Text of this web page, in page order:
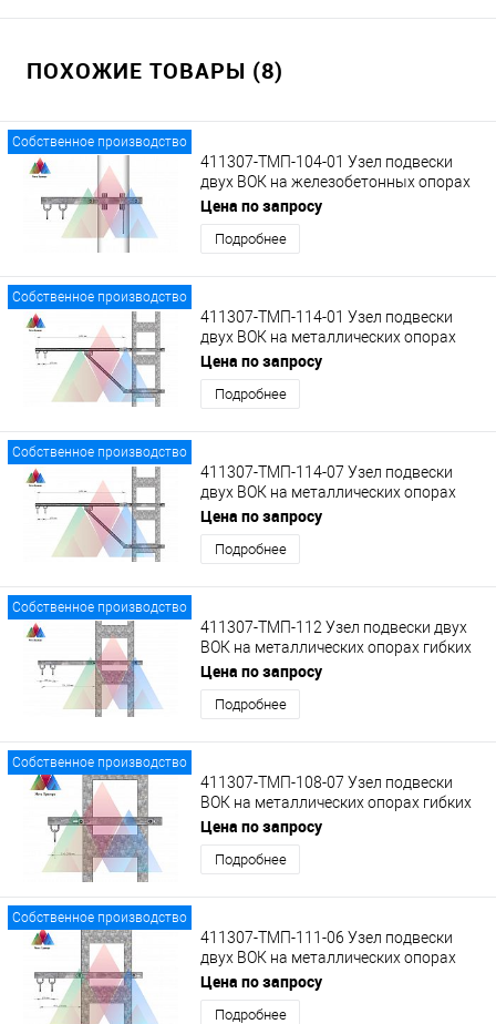
ПОХОЖИЕ ТОВАРЫ (8)
Собственное производство
411307-ТМП-104-01 Узел подвески
двух ВОК на железобетонных опорах
КС, на кронштейне с кольцами.
Цена по запросу
Подробнее
Собственное производство
411307-ТМП-114-01 Узел подвески
двух ВОК на металлических опорах
гибких поперечин на кронштейне КВ-2
с кольцами
Цена по запросу
Подробнее
Собственное производство
411307-ТМП-114-07 Узел подвески
двух ВОК на металлических опорах
гибких поперечин на кронштейне КВ-2
с кольцами
Цена по запросу
Подробнее
Собственное производство
411307-ТМП-112 Узел подвески двух
ВОК на металлических опорах гибких
поперечин на удлиненном кронштейне
с кольцами
Цена по запросу
Подробнее
Собственное производство
411307-ТМП-108-07 Узел подвески
ВОК на металлических опорах гибких
поперечин на укороченном
кронштейне с кольцом
Цена по запросу
Подробнее
Собственное производство
411307-ТМП-111-06 Узел подвески
двух ВОК на металлических опорах
гибких поперечин на кронштейне с
кольцами
Цена по запросу
Подробнее